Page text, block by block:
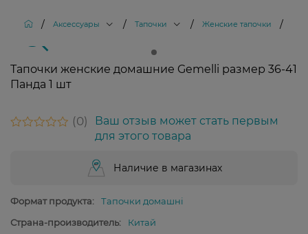
/ Аксессуары / Тапочки / Женские тапочки /
Тапочки женские домашние Gemelli размер 36-41
Панда 1 шт
0
Ваш отзыв может стать первым
для этого товара
Наличие в магазинах
Формат продукта:
Тапочки домашні
Страна-производитель:
Китай